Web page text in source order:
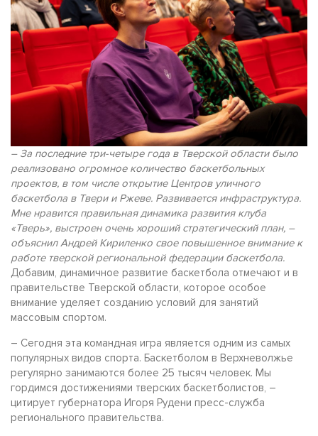
– За последние три-четыре года в Тверской области было
реализовано огромное количество баскетбольных
проектов, в том числе открытие Центров уличного
баскетбола в Твери и Ржеве. Развивается инфраструктура.
Мне нравится правильная динамика развития клуба
«Тверь», выстроен очень хороший стратегический план, –
объяснил Андрей Кириленко свое повышенное внимание к
работе тверской региональной федерации баскетбола.
Добавим, динамичное развитие баскетбола отмечают и в
правительстве Тверской области, которое особое
внимание уделяет созданию условий для занятий
массовым спортом.
– Сегодня эта командная игра является одним из самых
популярных видов спорта. Баскетболом в Верхневолжье
регулярно занимаются более 25 тысяч человек. Мы
гордимся достижениями тверских баскетболистов, –
цитирует губернатора Игоря Рудени пресс-служба
регионального правительства.